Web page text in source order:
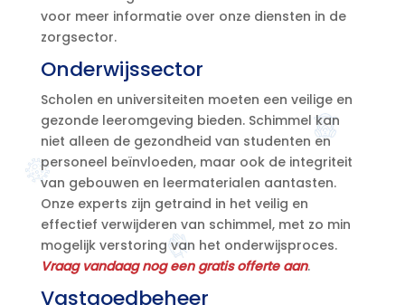
voor meer informatie over onze diensten in de
zorgsector.
Onderwijssector
Scholen en universiteiten moeten een veilige en
gezonde leeromgeving bieden. Schimmel kan
niet alleen de gezondheid van studenten en
personeel beïnvloeden, maar ook de integriteit
van gebouwen en leermaterialen aantasten.
Onze experts zijn getraind in het veilig en
effectief verwijderen van schimmel, met zo min
mogelijk verstoring van het onderwijsproces.
Vraag vandaag nog een gratis offerte aan.